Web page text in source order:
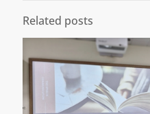
Related posts